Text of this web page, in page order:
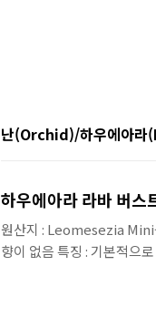
난(Orchid)/하우에아
하우에아라 라바 버
원산지 : Leomesezia
향이 없음 특징 : 기본적으